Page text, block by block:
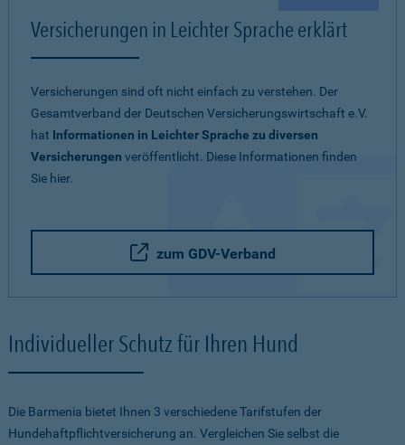
Versicherungen in Leichter Sprache erklärt
Versicherungen sind oft nicht einfach zu verstehen. Der
Gesamtverband der Deutschen Versicherungswirtschaft e.V.
hat Informationen in Leichter Sprache zu diversen
Versicherungen veröffentlicht. Diese Informationen finden
Sie hier.
zum GDV-Verband
Individueller Schutz für Ihren Hund
Die Barmenia bietet Ihnen 3 verschiedene Tarifstufen der
Hundehaftpflichtversicherung an. Vergleichen Sie selbst die